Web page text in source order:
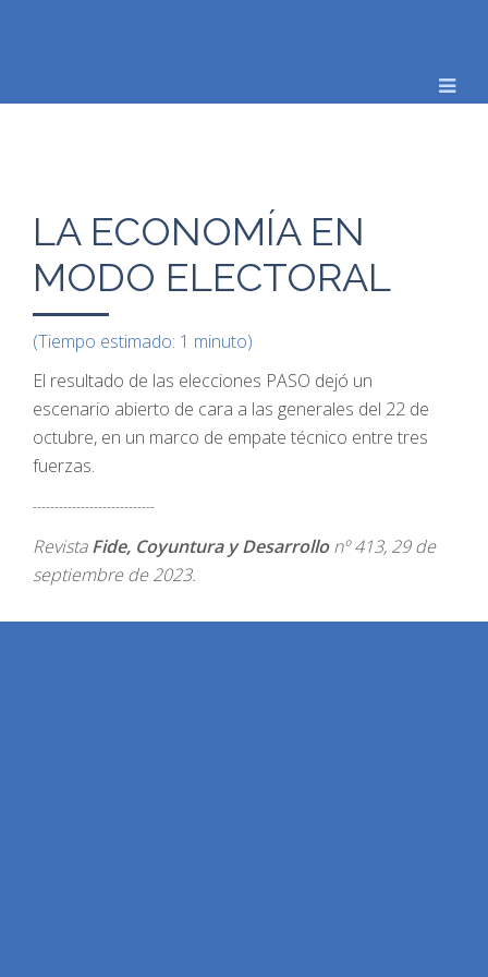
LA ECONOMÍA EN
MODO ELECTORAL
(Tiempo estimado: 1 minuto)
El resultado de las elecciones PASO dejó un
escenario abierto de cara a las generales del 22 de
octubre, en un marco de empate técnico entre tres
fuerzas.
----------------------------
RevistaFide, Coyuntura y Desarrollonº 413, 29 de
septiembre de 2023.